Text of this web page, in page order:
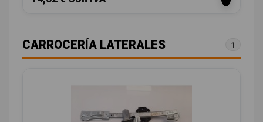
CARROCERÍA LATERALES 1